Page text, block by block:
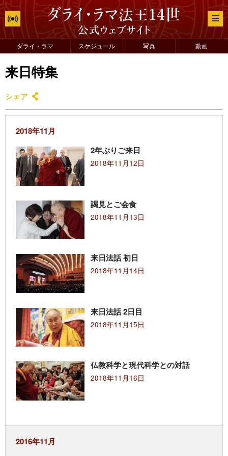
ダライ・ラマ スケジュール 写真 動画
来日特集
シェア
2018年11月
2年ぶりご来日
2018年11月12日
謁見とご会食
2018年11月13日
来日法話 初日
2018年11月14日
来日法話 2日目
2018年11月15日
仏教科学と現代科学との対話
2018年11月16日
2016年11月